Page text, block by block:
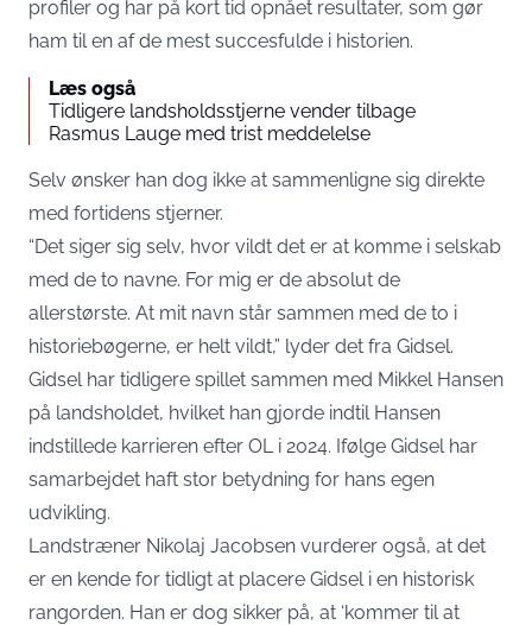
profiler og har på kort tid opnået resultater, som gør
ham til en af de mest succesfulde i historien.
Læs også
Tidligere landsholdsstjerne vender tilbage
Rasmus Lauge med trist meddelelse
Selv ønsker han dog ikke at sammenligne sig direkte
med fortidens stjerner.
“Det siger sig selv, hvor vildt det er at komme i selskab
med de to navne. For mig er de absolut de
allerstørste. At mit navn står sammen med de to i
historiebøgerne, er helt vildt,” lyder det fra Gidsel.
Gidsel har tidligere spillet sammen med Mikkel Hansen
på landsholdet, hvilket han gjorde indtil Hansen
indstillede karrieren efter OL i 2024. Ifølge Gidsel har
samarbejdet haft stor betydning for hans egen
udvikling.
Landstræner Nikolaj Jacobsen vurderer også, at det
er en kende for tidligt at placere Gidsel i en historisk
rangorden. Han er dog sikker på, at ‘kommer til at